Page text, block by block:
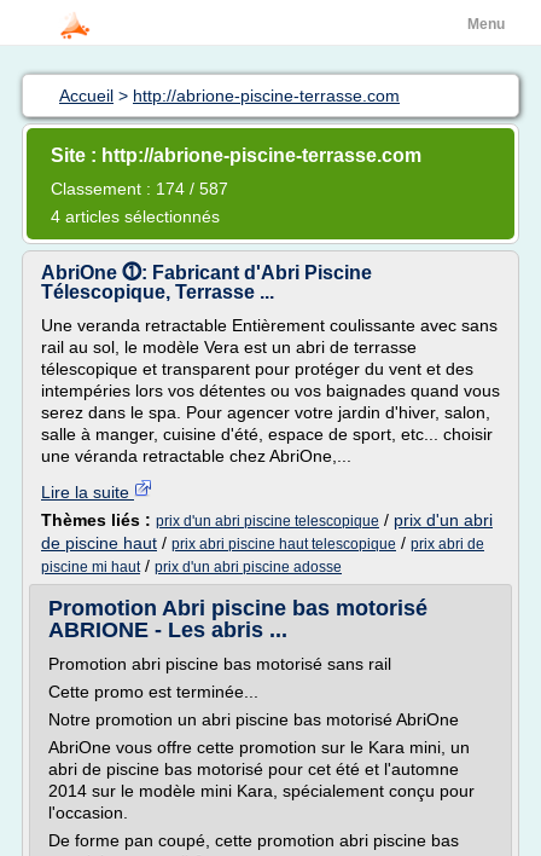
Menu
Accueil > http://abrione-piscine-terrasse.com
Site : http://abrione-piscine-terrasse.com
Classement : 174 / 587
4 articles sélectionnés
AbriOne ⓵: Fabricant d'Abri Piscine
Télescopique, Terrasse ...
Une veranda retractable Entièrement coulissante avec sans
rail au sol, le modèle Vera est un abri de terrasse
télescopique et transparent pour protéger du vent et des
intempéries lors vos détentes ou vos baignades quand vous
serez dans le spa. Pour agencer votre jardin d'hiver, salon,
salle à manger, cuisine d'été, espace de sport, etc... choisir
une véranda retractable chez AbriOne,...
Lire la suite
Thèmes liés : prix d'un abri piscine telescopique / prix d'un abri
de piscine haut / prix abri piscine haut telescopique / prix abri de
piscine mi haut/ prix d'un abri piscine adosse
Promotion Abri piscine bas motorisé
ABRIONE - Les abris ...
Promotion abri piscine bas motorisé sans rail
Cette promo est terminée...
Notre promotion un abri piscine bas motorisé AbriOne
AbriOne vous offre cette promotion sur le Kara mini, un
abri de piscine bas motorisé pour cet été et l'automne
2014 sur le modèle mini Kara, spécialement conçu pour
l'occasion.
De forme pan coupé, cette promotion abri piscine bas